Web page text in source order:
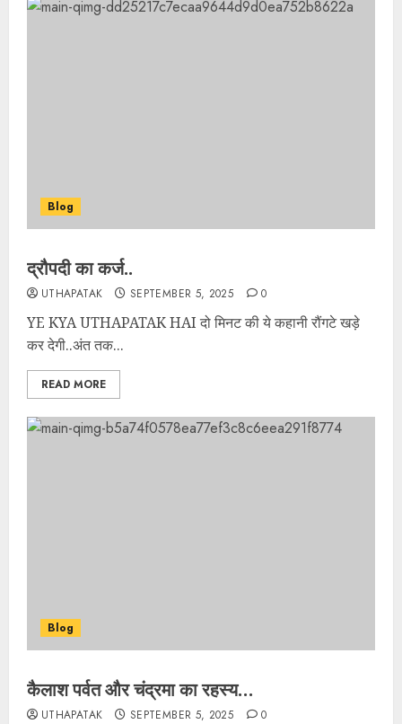
Blog
द्रौपदी का कर्ज..
UTHAPATAK SEPTEMBER 5, 2025 0
YE KYA UTHAPATAK HAI दो मिनट की ये कहानी रौंगटे खड़े
कर देगी..अंत तक...
READ MORE
Blog
कैलाश पर्वत और चंद्रमा का रहस्य…
UTHAPATAK SEPTEMBER 5, 2025 0